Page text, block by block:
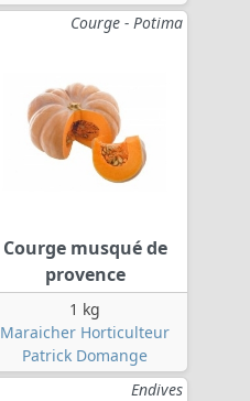
Courge - Potima
Courge musqué de
provence
1 kg
Maraicher Horticulteur
Patrick Domange
Endives